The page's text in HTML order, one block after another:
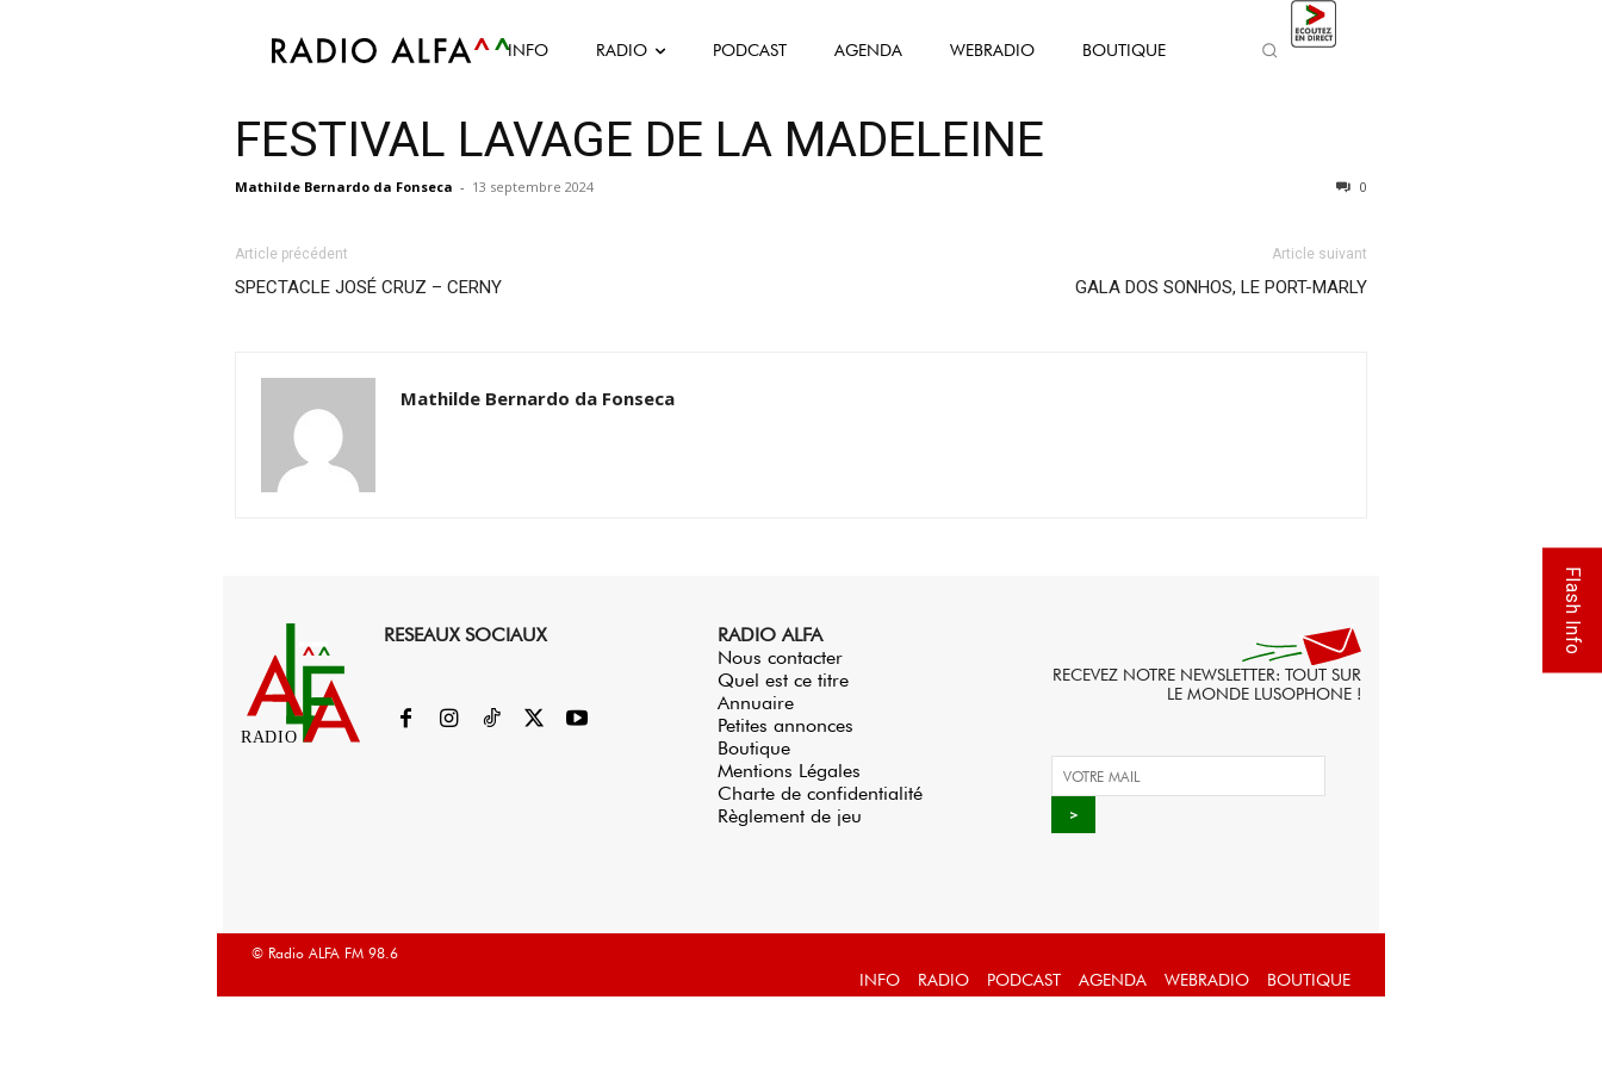
INFO RADIO PODCAST AGENDA WEBRADIO BOUTIQUE
FESTIVAL LAVAGE DE LA MADELEINE
Mathilde Bernardo da Fonseca - 13 septembre 2024 0
Article précédent
SPECTACLE JOSÉ CRUZ – CERNY
Article suivant
GALA DOS SONHOS, LE PORT-MARLY
Mathilde Bernardo da Fonseca
RADIO
RESEAUX SOCIAUX
RADIO ALFA
Nous contacter
Quel est ce titre
Annuaire
Petites annonces
Boutique
Mentions Légales
Charte de confidentialité
Règlement de jeu
RECEVEZ NOTRE NEWSLETTER: TOUT SUR
LE MONDE LUSOPHONE !
© Radio ALFA FM 98.6
INFO RADIO PODCAST AGENDA WEBRADIO BOUTIQUE
Flash Info